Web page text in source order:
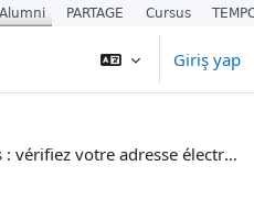
Giriş yap
Étudiants : vérifiez votre adresse électronique !
Alumni PARTAGE Cursus